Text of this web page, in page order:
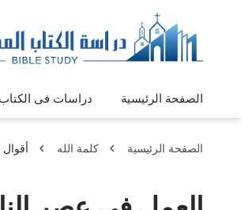
الصفحة الرئيسية دراسات فى
الصفحة الرئيسية كلمة الله